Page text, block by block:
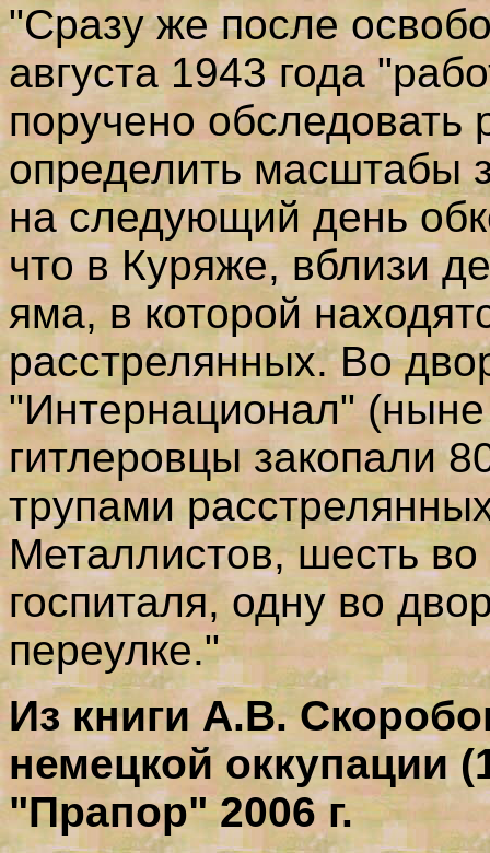
"Сразу же после
августа 1943 года
поручено обследовать
определить масштабы
на следующий день
что в Куряже, вблизи
яма, в которой
расстрелянных. Во
"Интернационал" (ныне
гитлеровцы закопали
трупами
Металлистов, шесть во
госпиталя, одну во
переулке."
Из книги А.В.
немецкой оккупации
"Прапор" 2006 г.